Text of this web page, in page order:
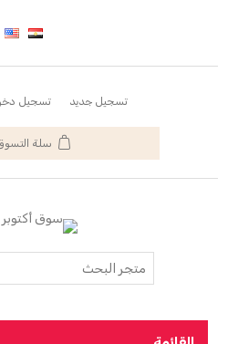
تسجيل جديد تسجيل
سلة